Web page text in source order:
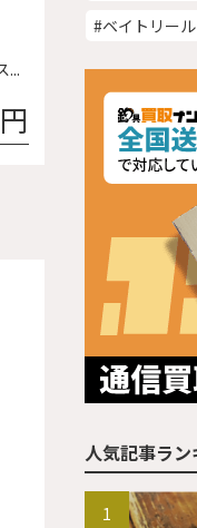
...
#ベイトリール
人気記事ラ